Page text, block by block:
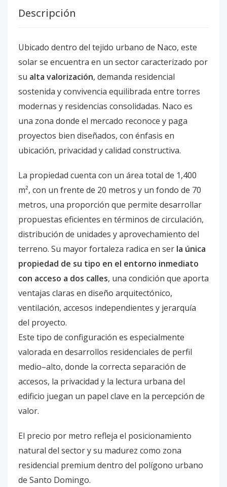
Descripción
Ubicado dentro del tejido urbano de Naco, este
solar se encuentra en un sector caracterizado por
su alta valorización, demanda residencial
sostenida y convivencia equilibrada entre torres
modernas y residencias consolidadas. Naco es
una zona donde el mercado reconoce y paga
proyectos bien diseñados, con énfasis en
ubicación, privacidad y calidad constructiva.
La propiedad cuenta con un área total de 1,400
m², con un frente de 20 metros y un fondo de 70
metros, una proporción que permite desarrollar
propuestas eficientes en términos de circulación,
distribución de unidades y aprovechamiento del
terreno. Su mayor fortaleza radica en ser la única
propiedad de su tipo en el entorno inmediato
con acceso a dos calles, una condición que aporta
ventajas claras en diseño arquitectónico,
ventilación, accesos independientes y jerarquía
del proyecto.
Este tipo de configuración es especialmente
valorada en desarrollos residenciales de perfil
medio–alto, donde la correcta separación de
accesos, la privacidad y la lectura urbana del
edificio juegan un papel clave en la percepción de
valor.
El precio por metro refleja el posicionamiento
natural del sector y su madurez como zona
residencial premium dentro del polígono urbano
de Santo Domingo.